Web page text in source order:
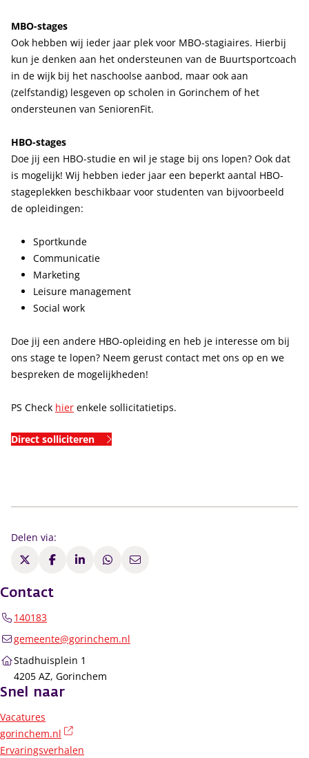
MBO-stages
Ook hebben wij ieder jaar plek voor MBO-stagiaires. Hierbij
kun je denken aan het ondersteunen van de Buurtsportcoach
in de wijk bij het naschoolse aanbod, maar ook aan
(zelfstandig) lesgeven op scholen in Gorinchem of het
ondersteunen van SeniorenFit.
HBO-stages
Doe jij een HBO-studie en wil je stage bij ons lopen? Ook dat
is mogelijk! Wij hebben ieder jaar een beperkt aantal HBO-
stageplekken beschikbaar voor studenten van bijvoorbeeld
de opleidingen:
Sportkunde
Communicatie
Marketing
Leisure management
Social work
Doe jij een andere HBO-opleiding en heb je interesse om bij
ons stage te lopen? Neem gerust contact met ons op en we
bespreken de mogelijkheden!
PS Check hier(opent in nieuw tabblad)
enkele sollicitatietips.
Direct solliciteren
Delen via:
Contact
140183
gemeente@gorinchem.nl
Stadhuisplein 1
4205 AZ, Gorinchem
Snel naar
Vacatures
gorinchem.nl
Ervaringsverhalen